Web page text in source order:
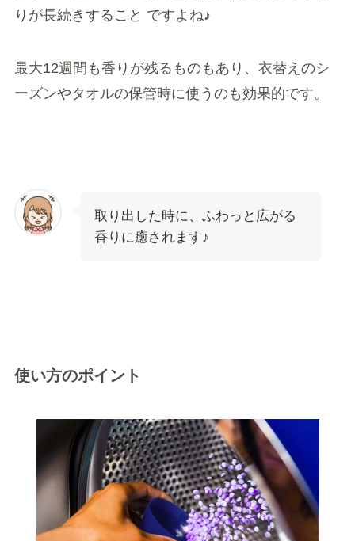
りが長続きすること ですよね♪
最大12週間も香りが残るものもあり、衣替えのシ
ーズンやタオルの保管時に使うのも効果的です。
取り出した時に、ふわっと広がる
香りに癒されます♪
使い方のポイント